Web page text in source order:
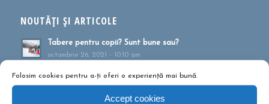
Folosim cookies pentru a-ți oferi o experiență mai bună.
Accept cookies
NOUTĂȚI ȘI ARTICOLE
Tabere pentru copii? Sunt bune sau?
octombrie 26, 2021 - 10:10 am
Cum te pregătești pentru drumeție?
mai 27, 2021 - 1:41 pm